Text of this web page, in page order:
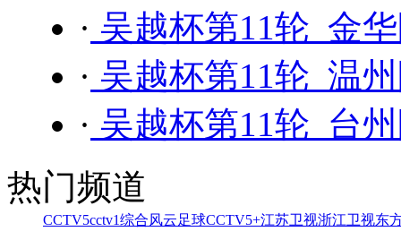
· 吴越杯第11轮 金
· 吴越杯第11轮 温
· 吴越杯第11轮 台
热门频道
CCTV5cctv1综合风云足球CCTV5+江苏卫视浙江卫视东